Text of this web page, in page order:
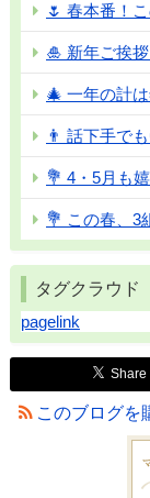
🌷 春本番！
🎍 新年ご挨
🎄 一年の計
👨 話下手で
💐 4・5月も
💐 この春、3
タグクラウド
pagelink
Share
このブログを